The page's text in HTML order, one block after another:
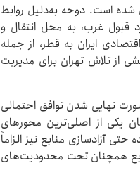
شده است. دوحه به‌دلیل روابط
قبول غرب، به محل انتقال و
ایران به قطر، از جمله
از تلاش تهران برای مدیریت
ایران در صورت نهایی شدن توافق احتمالی
یکی از اصلی‌ترین محورهای
آزادسازی منابع نیز الزاماً
همچنان تحت محدودیت‌های